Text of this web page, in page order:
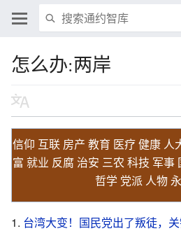
怎么办:两岸
信仰 互联 房产 教育 医疗健康 人
富 就业 反腐 治安 三农 科技 军事
哲学 党派 人物
台湾大变！国民党出了叛徒，